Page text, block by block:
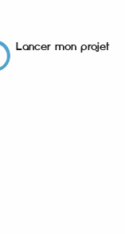
Lancer mon projet